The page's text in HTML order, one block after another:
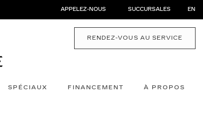
APPELEZ-NOUS SUCCURSALES EN
RENDEZ-VOUS AU SERVICE
SPÉCIAUX FINANCEMENT À PROPOS